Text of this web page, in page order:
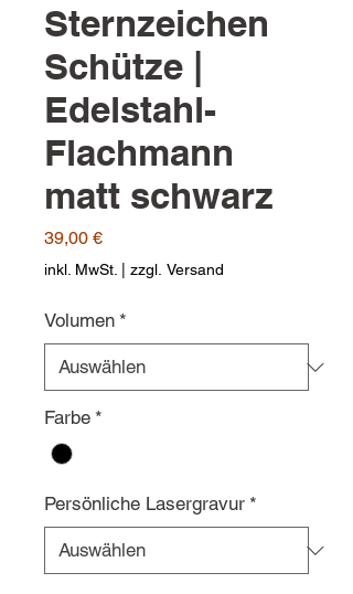
Sternzeichen
Schütze |
Edelstahl-
Flachmann
matt schwarz
39,00 €Preis
inkl. MwSt. zzgl. Versand
Volumen *
Farbe *
Persönliche Lasergravur *